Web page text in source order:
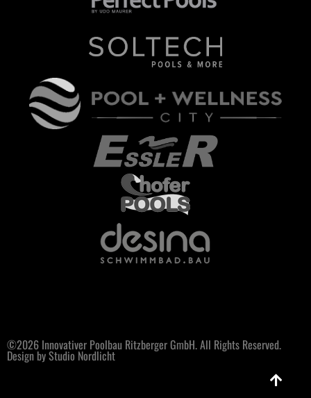
©2026 Innovativer Poolbau Ritzberger GmbH. All Rights Reserved.
Design by Studio Nordlicht